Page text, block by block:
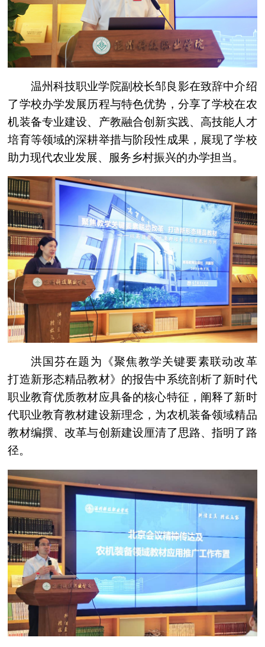
温州科技职业学院副校长邹良影在致辞中介绍
了学校办学发展历程与特色优势，分享了学校在农
机装备专业建设、产教融合创新实践、高技能人才
培育等领域的深耕举措与阶段性成果，展现了学校
助力现代农业发展、服务乡村振兴的办学担当。
洪国芬在题为《聚焦教学关键要素联动改革
打造新形态精品教材》的报告中系统剖析了新时代
职业教育优质教材应具备的核心特征，阐释了新时
代职业教育教材建设新理念，为农机装备领域精品
教材编撰、改革与创新建设厘清了思路、指明了路
径。